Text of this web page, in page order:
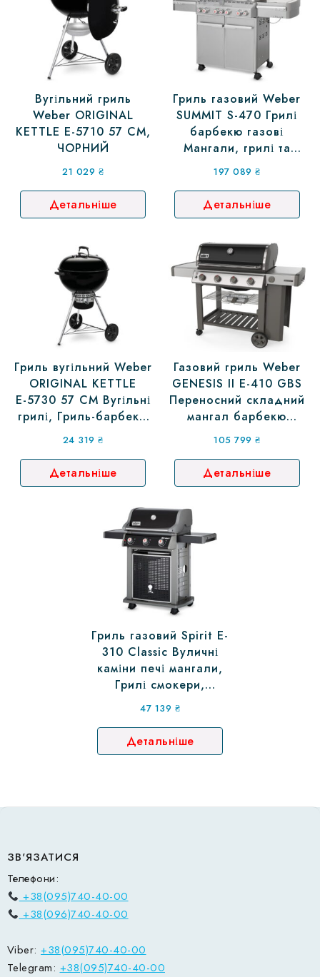
Вугільний гриль
Weber ORIGINAL
KETTLE Е-5710 57 СМ,
ЧОРНИЙ
21 029 ₴
Детальніше
Гриль газовий Weber
SUMMIT S-470 Грилі
барбекю газові
Мангали, грилі та
барбекю
197 089₴
Детальніше
Гриль вугільний Weber
ORIGINAL KETTLE
Е-5730 57 СМ Вугільні
грилі, Гриль-барбекю
вугільний, на вугіллі
24 319₴
Детальніше
Газовий гриль Weber
GENESIS II E-410 GBS
Переносний складний
мангал барбекю
Вебер гриль
105 799₴
Детальніше
Гриль газовий Spirit E-
310 Classic Вуличні
каміни печі мангали,
Грилі смокери,
Раклітниця-гриль
47 139 ₴
Детальніше
ЗВ'ЯЗАТИСЯ
Телефони:
+38(095)740-40-00
+38(096)740-40-00
Viber: +38(095)740-40-00
Telegram:+38(095)740-40-00